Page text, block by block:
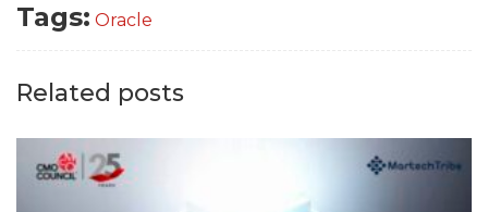
Tags: Oracle
Related posts